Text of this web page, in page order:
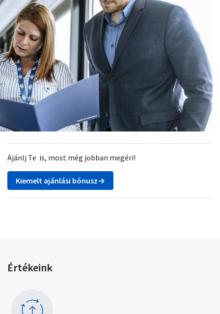
Ajánlj Te is, most még jobban megéri!
Kiemelt ajánlási bónusz→
Értékeink